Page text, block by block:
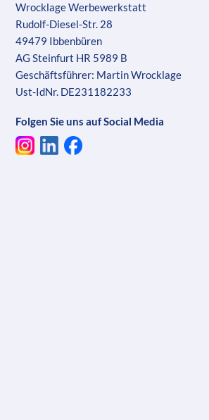
Wrocklage Werbewerkstatt
Rudolf-Diesel-Str. 28
49479 Ibbenbüren
AG Steinfurt HR 5989 B
Geschäftsführer: Martin Wrocklage
Ust-IdNr. DE231182233
Folgen Sie uns auf Social Media